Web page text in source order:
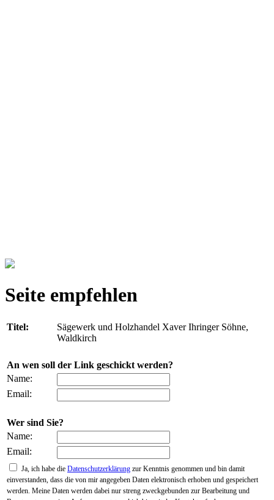
Seite empfehlen
Titel:
Sägewerk und Holzhandel Xaver Ihringer Söhne,
Waldkirch
An wen soll der Link geschickt werden?
Name:
Email:
Wer sind Sie?
Name:
Email:
Ja, ich habe die Datenschutzerklärung zur Kenntnis genommen und bin damit
einverstanden, dass die von mir angegeben Daten elektronisch erhoben und gespeichert
werden. Meine Daten werden dabei nur streng zweckgebunden zur Bearbeitung und